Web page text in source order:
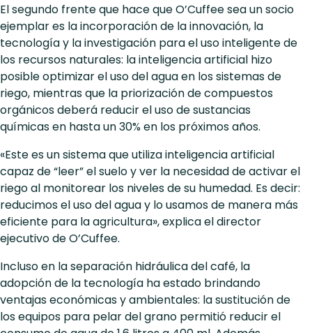
El segundo frente que hace que O’Cuffee sea un socio
ejemplar es la incorporación de la innovación, la
tecnología y la investigación para el uso inteligente de
los recursos naturales: la inteligencia artificial hizo
posible optimizar el uso del agua en los sistemas de
riego, mientras que la priorización de compuestos
orgánicos deberá reducir el uso de sustancias
químicas en hasta un 30% en los próximos años.
«Este es un sistema que utiliza inteligencia artificial
capaz de “leer” el suelo y ver la necesidad de activar el
riego al monitorear los niveles de su humedad. Es decir:
reducimos el uso del agua y lo usamos de manera más
eficiente para la agricultura», explica el director
ejecutivo de O’Cuffee.
Incluso en la separación hidráulica del café, la
adopción de la tecnología ha estado brindando
ventajas económicas y ambientales: la sustitución de
los equipos para pelar del grano permitió reducir el